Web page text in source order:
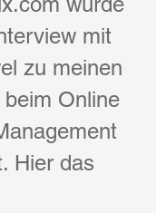
mit
zu meinen
Online
Hier das